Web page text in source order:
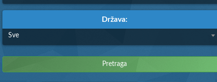
Država:
Sve